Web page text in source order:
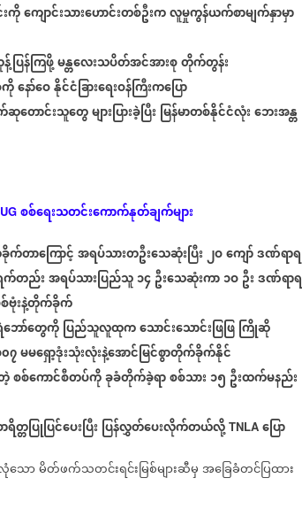
းကိုကျောင်းသားဟောင်းတစ်ဦးကလူမှုကွန်ယက်စာမျက်နှာမှာ
ပြန်ကြဖို့မန္တလေးသပိတ်အင်အားစုတိုက်တွန်း
ကိုနော်ဝေနိုင်ငံခြားရေးဝန်ကြီးကပြော
က်ဆုတောင်းသူတွေများပြားခဲ့ပြီး မြန်မာတစ်နိုင်ငံလုံးဘေးအန္တ
စစ်ရေးသတင်းကောက်နုတ်ချက်များ
က်တာကြောင့်အရပ်သားတဦးသေဆုံးပြီး၂ဝကျော်ဒဏ်ရာရ
တည်းအရပ်သားပြည်သူ၁၄ဦးသေဆုံးကာ၁ဝဦးဒဏ်ရာရ
ဗုံးနဲ့တိုက်ခိုက်
ော်တွေကိုပြည်သူလူထုကသောင်းသောင်းဖြဖြကြိုဆို
၇မမရှော့ဒုံးသုံးလုံးနဲ့အောင်မြင်စွာတိုက်ခိုက်နိုင်
စစ်ကောင်စီတပ်ကိုခုခံတိုက်ခဲ့ရာစစ်သား၁၅ ဦးထက်မနည်း
တ္တပြုပြင်ပေးပြီး ပြန်လွှတ်ပေးလိုက်တယ်လို့ TNLA ပြော
သောမိတ်ဖက်သတင်းရင်းမြစ်များဆီမှအခြေခံတင်ပြထား